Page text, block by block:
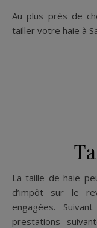
Au plus près de chez vous, qui mieux qu'un sallois pour
tailler votre haie à
La taille de haie peut vous permettre d'obtenir un crédit
d’impôt sur le
engagées.
prestations